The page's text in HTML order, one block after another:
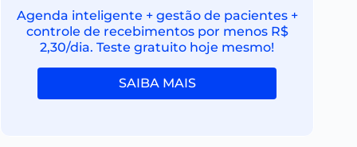
Agenda inteligente + gestão de pacientes +
controle de recebimentos por menos R$
2,30/dia. Teste gratuito hoje mesmo!
SAIBA MAIS